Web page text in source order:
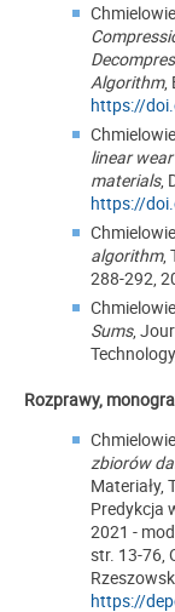
Algorithm,
https://
linear
materials,
https://
algorithm,
288-292,
Sums,
Rozprawy,
zbiorów
Materiały,
Predykcja
2021 -
str. 13-76,
https://